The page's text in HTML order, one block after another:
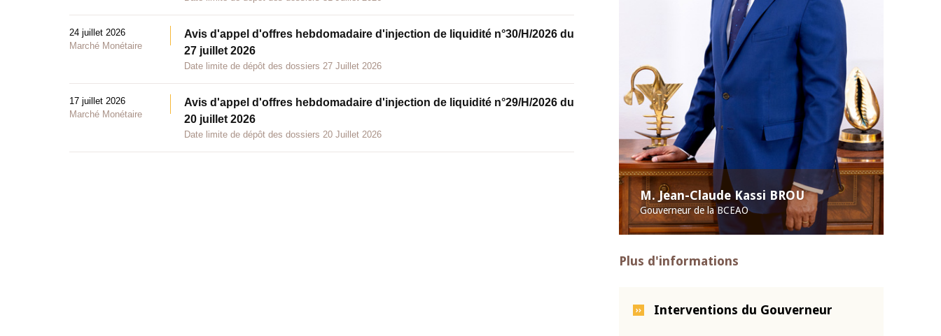
M. Jean-Claude Kassi BROU
Gouverneur de la BCEAO
Plus d'informations
Interventions du Gouverneur
24 juillet 2026
Marché Monétaire
Avis d'appel d'offres hebdomadaire d'injection de liquidité n°30/H/2026 du
27 juillet 2026
Date limite de dépôt des dossiers 27 Juillet 2026
17 juillet 2026
Marché Monétaire
Avis d'appel d'offres hebdomadaire d'injection de liquidité n°29/H/2026 du
20 juillet 2026
Date limite de dépôt des dossiers 20 Juillet 2026